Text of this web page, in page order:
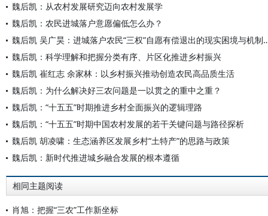
魏后凯：从农村发展研究迈向农村发展学
魏后凯：农民进城落户意愿偏低怎么办？
魏后凯 吴广昊：进城落户农
魏后凯：科学理解和把握分类有序、片区化推进乡村振兴
魏后凯 崔红志 余家林：以乡村振兴推动创造农民高品质生活
魏后凯：为什么解决好三农问题是一以贯之的重中之重？
魏后凯：“十五五”时期推进乡村全面振兴的逻辑理路
魏后凯：“十五五”时期中国农村发展的若干关键问题与路径探析
魏后凯 胡凌啸：生态涵养区发展乡村“土特产”的思路与政策
魏后凯：新时代推进城乡融合发展的根本遵循
相同主题阅读
肖旭：把握“三农”工作新坐标